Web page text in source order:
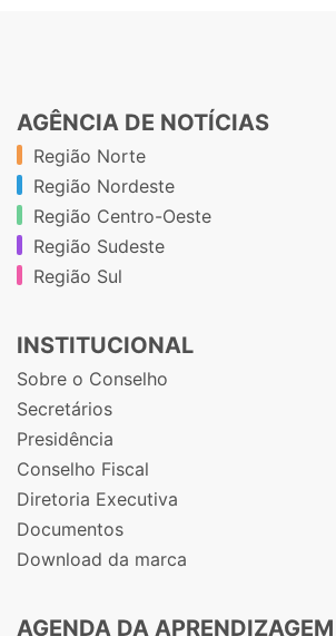
AGÊNCIA DE NOTÍCIAS
Região Norte
Região Nordeste
Região Centro-Oeste
Região Sudeste
Região Sul
INSTITUCIONAL
Sobre o Conselho
Secretários
Presidência
Conselho Fiscal
Diretoria Executiva
Documentos
Download da marca
AGENDA DA APRENDIZAGEM